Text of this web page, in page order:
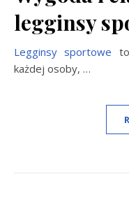
legginsy
Legginsy sportowe
każdej osoby, …